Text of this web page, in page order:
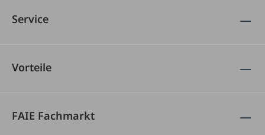
Service
Vorteile
FAIE Fachmarkt